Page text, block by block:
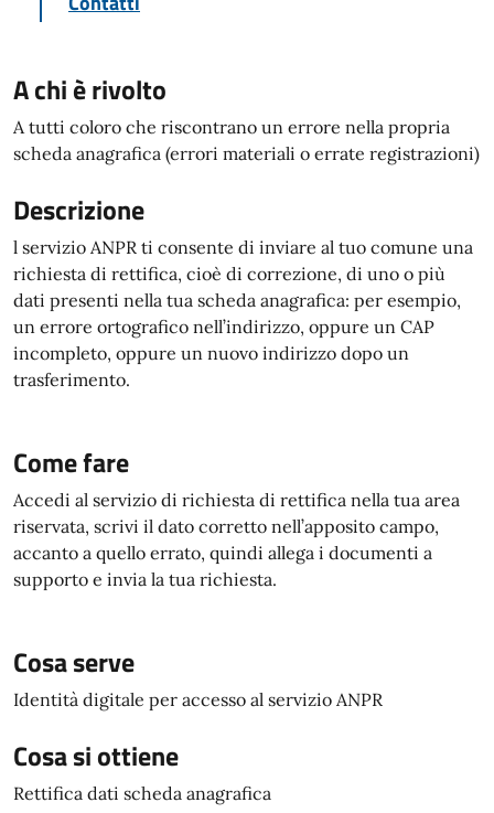
A chi è rivolto
A tutti coloro che riscontrano un errore nella propria
scheda anagrafica (errori materiali o errate registrazioni)
Descrizione
l servizio ANPR ti consente di inviare al tuo comune una
richiesta di rettifica, cioè di correzione, di uno o più
dati presenti nella tua scheda anagrafica: per esempio,
un errore ortografico nell’indirizzo, oppure un CAP
incompleto, oppure un nuovo indirizzo dopo un
trasferimento.
Come fare
Accedi al servizio di richiesta di rettifica nella tua area
riservata, scrivi il dato corretto nell’apposito campo,
accanto a quello errato, quindi allega i documenti a
supporto e invia la tua richiesta.
Cosa serve
Identità digitale per accesso al servizio ANPR
Cosa si ottiene
Rettifica dati scheda anagrafica